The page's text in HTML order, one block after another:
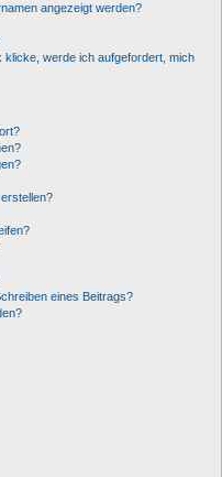
angezeigt werden?
klicke, werde ich aufgefordert, mich
eines Beitrags?